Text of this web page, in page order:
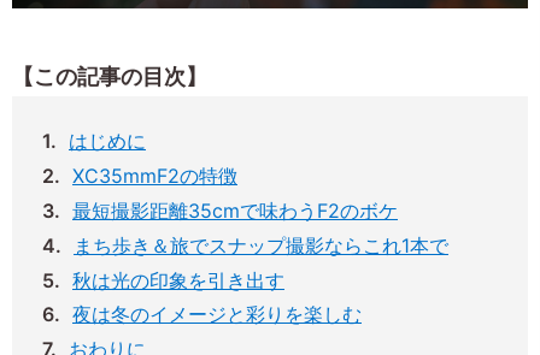
【この記事の目次】
はじめに
XC35mmF2の特徴
最短撮影距離35cmで味わうF2のボケ
まち歩き＆旅でスナップ撮影ならこれ1本で
秋は光の印象を引き出す
夜は冬のイメージと彩りを楽しむ
おわりに